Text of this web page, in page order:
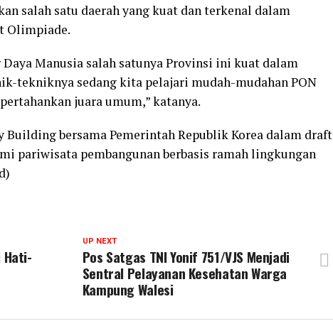
salah satu daerah yang kuat dan terkenal dalam
Olimpiade.
Daya Manusia salah satunya Provinsi ini kuat dalam
tekniknya sedang kita pelajari mudah-mudahan PON
juara umum,” katanya.
Building bersama Pemerintah Republik Korea dalam draft
pariwisata pembangunan berbasis ramah lingkungan
UP NEXT
Pos Satgas TNI Yonif 751/VJS Menjadi
Sentral Pelayanan Kesehatan Warga
Kampung Walesi
Hati-